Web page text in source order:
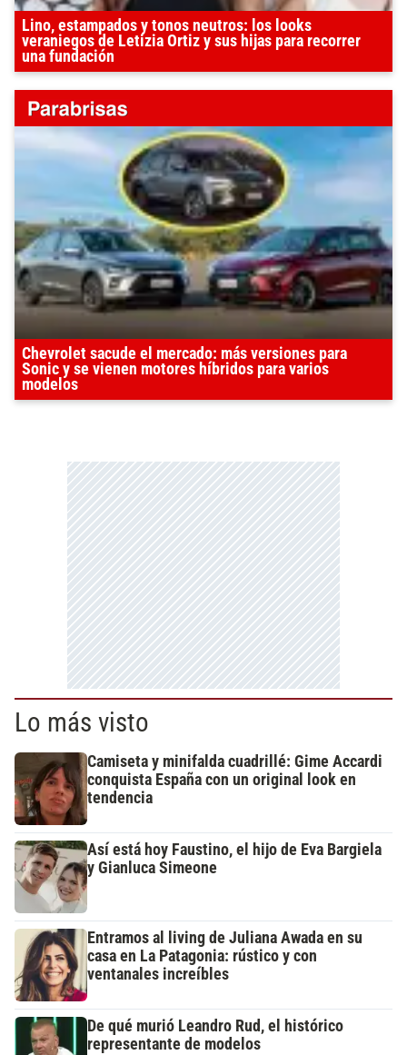
Lino, estampados y tonos neutros: los looks
veraniegos de Letizia Ortiz y sus hijas para recorrer
una fundación
Chevrolet sacude el mercado: más versiones para
Sonic y se vienen motores híbridos para varios
modelos
Lo más visto
Camiseta y minifalda cuadrillé: Gime Accardi
conquista España con un original look en
tendencia
Así está hoy Faustino, el hijo de Eva Bargiela
y Gianluca Simeone
Entramos al living de Juliana Awada en su
casa en La Patagonia: rústico y con
ventanales increíbles
De qué murió Leandro Rud, el histórico
representante de modelos